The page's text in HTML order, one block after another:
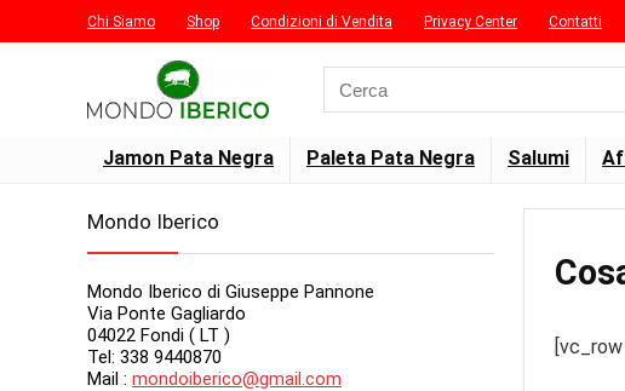
Chi Siamo Shop Condizioni di Vendita Privacy Center Contatti
for:
Jamon Pata Negra Paleta Pata Negra Salumi
Mondo Iberico
Mondo Iberico di Giuseppe Pannone
Via Ponte Gagliardo
04022 Fondi ( LT )
Tel: 338 9440870
Mail : mondoiberico@gmail.com